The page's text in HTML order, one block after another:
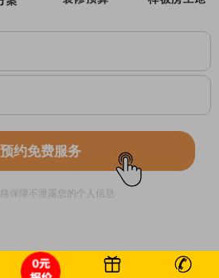
预约免费服务
保障不泄露您的个人信息